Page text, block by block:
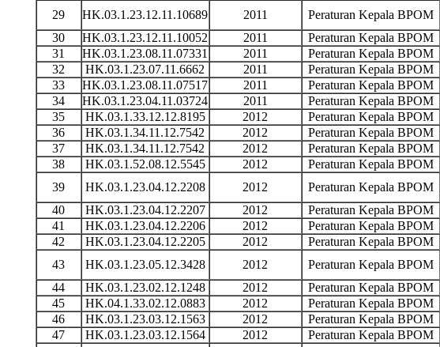
29
HK.03.1.23.12.11.10689 2011 Peraturan Kepala BPOM
30
HK.03.1.23.12.11.10052 2011 Peraturan Kepala BPOM
31
HK.03.1.23.08.11.07331 2011 Peraturan Kepala BPOM
32
HK.03.1.23.07.11.6662 2011 Peraturan Kepala BPOM
33
HK.03.1.23.08.11.07517 2011 Peraturan Kepala BPOM
34
HK.03.1.23.04.11.03724 2011 Peraturan Kepala BPOM
35
HK.03.1.33.12.12.8195 2012 Peraturan Kepala BPOM
36
HK.03.1.34.11.12.7542 2012 Peraturan Kepala BPOM
37
HK.03.1.34.11.12.7542 2012 Peraturan Kepala BPOM
38
HK.03.1.52.08.12.5545 2012 Peraturan Kepala BPOM
39
HK.03.1.23.04.12.2208 2012 Peraturan Kepala BPOM
40
HK.03.1.23.04.12.2207 2012 Peraturan Kepala BPOM
41
HK.03.1.23.04.12.2206 2012 Peraturan Kepala BPOM
42
HK.03.1.23.04.12.2205 2012 Peraturan Kepala BPOM
43
HK.03.1.23.05.12.3428 2012 Peraturan Kepala BPOM
44
HK.03.1.23.02.12.1248 2012 Peraturan Kepala BPOM
45
HK.04.1.33.02.12.0883 2012 Peraturan Kepala BPOM
46
HK.03.1.23.03.12.1563 2012 Peraturan Kepala BPOM
47
HK.03.1.23.03.12.1564 2012 Peraturan Kepala BPOM